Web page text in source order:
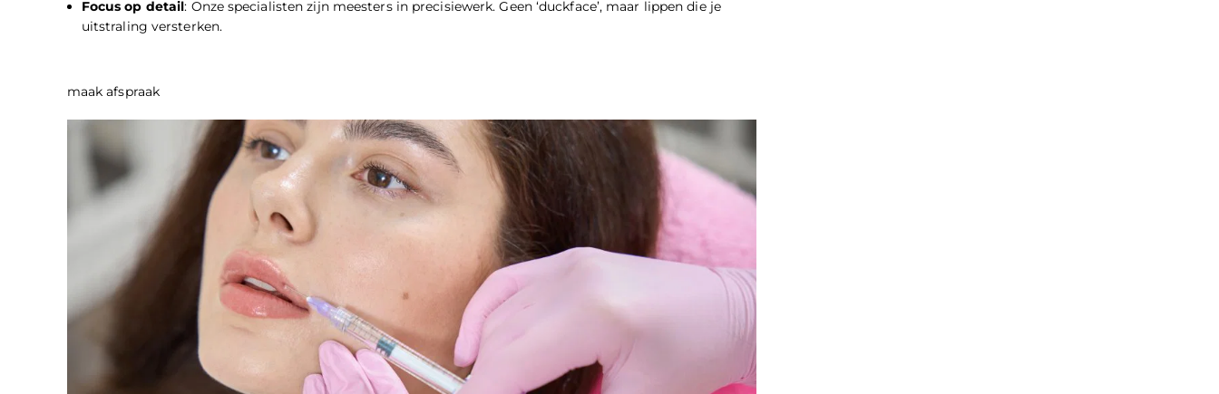
Focus op detail: Onze specialisten zijn meesters in precisiewerk. Geen ‘duckface’, maar lippen die je
uitstraling versterken.
maak afspraak